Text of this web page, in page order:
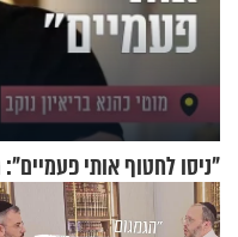
"ניסו לחטוף אותי פעמיים":